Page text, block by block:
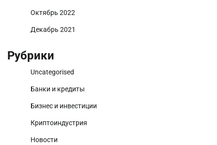
Октябрь 2022
Декабрь 2021
Рубрики
Uncategorised
Банки и кредиты
Бизнес и инвестиции
Криптоиндустрия
Новости